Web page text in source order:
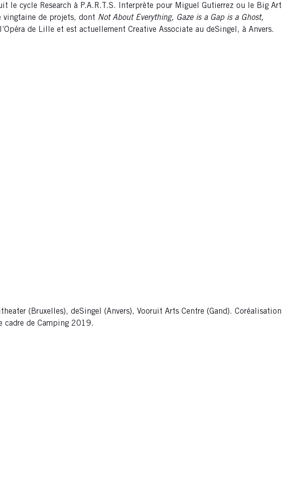
le cycle Research à P.A.R.T.S. Interprète pour Miguel Gutierrez ou le Big Art
vingtaine de projets, dont Not About Everything, Gaze is a Gap is a Ghost,
de Lille et est actuellement Creative Associate au deSingel, à Anvers.
(Bruxelles), deSingel (Anvers), Vooruit Arts Centre (Gand). Coréalisation
cadre de Camping 2019.